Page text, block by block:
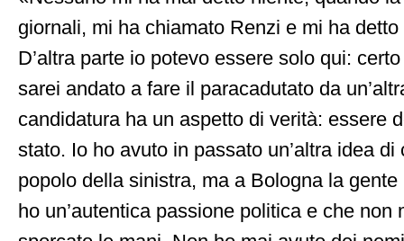
giornali, mi ha chiamato Renzi e mi ha
D’altra parte io potevo essere solo qui:
sarei andato a fare il paracadutato da
candidatura ha un aspetto di verità: essere
stato. Io ho avuto in passato un’altra idea di
popolo della sinistra, ma a Bologna la
ho un’autentica passione politica e che non